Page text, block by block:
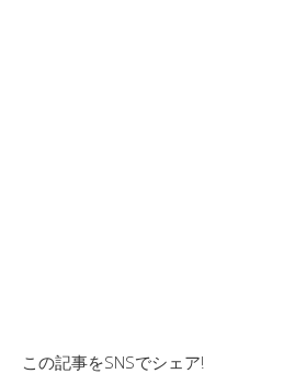
この記事をSNSでシェア!